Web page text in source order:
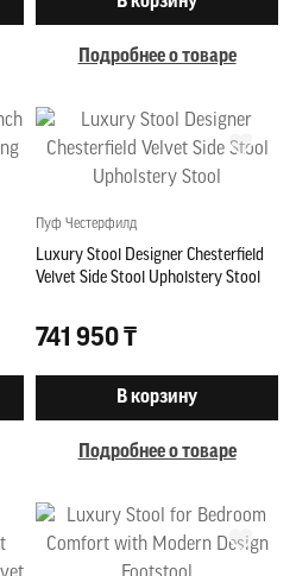
Подробнее о товаре
Пуф Честерфилд
Luxury Stool Designer Chesterfield
Velvet Side Stool Upholstery Stool
741 950 ₸
В корзину
Подробнее о товаре